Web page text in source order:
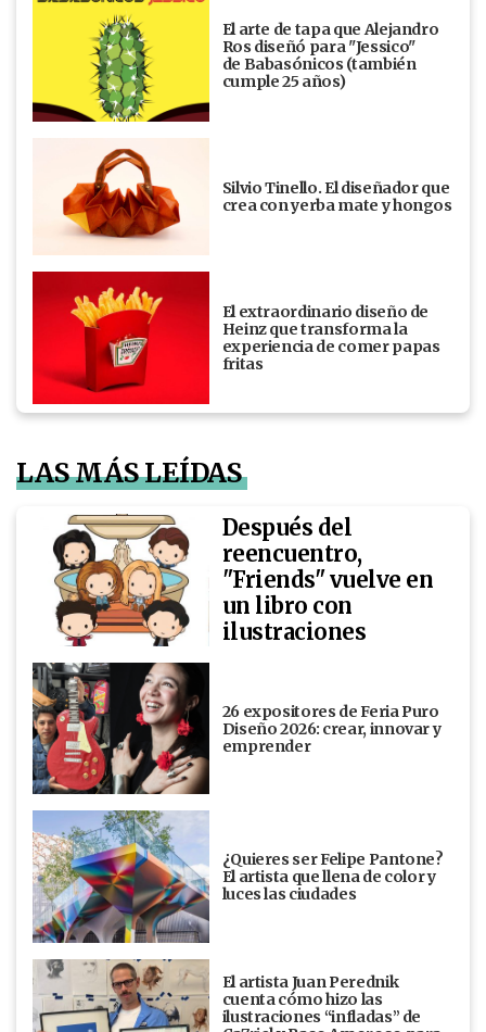
El arte de tapa que Alejandro
Ros diseñó para "Jessico"
de Babasónicos (también
cumple 25 años)
Silvio Tinello. El diseñador que
crea con yerba mate y hongos
El extraordinario diseño de
Heinz que transforma la
experiencia de comer papas
fritas
LAS MÁS LEÍDAS
Después del
reencuentro,
"Friends" vuelve en
un libro con
ilustraciones
26 expositores de Feria Puro
Diseño 2026: crear, innovar y
emprender
¿Quieres ser Felipe Pantone?
El artista que llena de color y
luces las ciudades
El artista Juan Perednik
cuenta cómo hizo las
ilustraciones “infladas” de